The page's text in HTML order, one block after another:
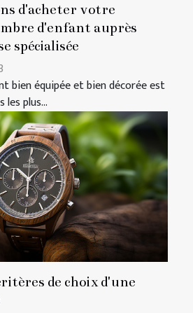
d'acheter votre
d'enfant auprès
spécialisée
bien équipée et bien décorée est
les plus...
de choix d'une